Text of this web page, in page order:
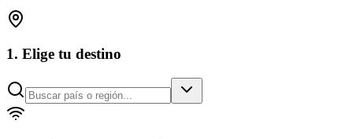
1. Elige tu destino